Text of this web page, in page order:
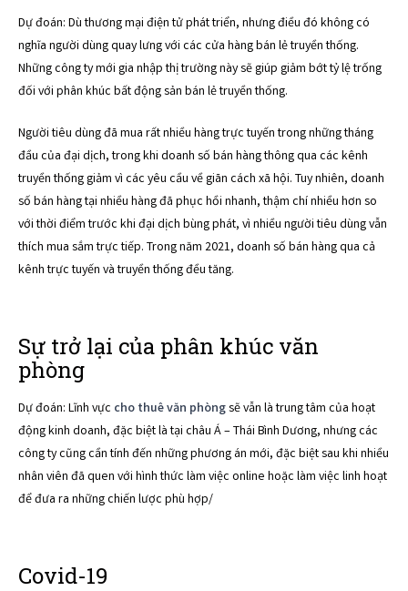
Dự đoán: Dù thương mại điện tử phát triển, nhưng điều đó không có
nghĩa người dùng quay lưng với các cửa hàng bán lẻ truyền thống.
Những công ty mới gia nhập thị trường này sẽ giúp giảm bớt tỷ lệ trống
đối với phân khúc bất động sản bán lẻ truyền thống.
Người tiêu dùng đã mua rất nhiều hàng trực tuyến trong những tháng
đầu của đại dịch, trong khi doanh số bán hàng thông qua các kênh
truyền thống giảm vì các yêu cầu về giãn cách xã hội. Tuy nhiên, doanh
số bán hàng tại nhiều hàng đã phục hồi nhanh, thậm chí nhiều hơn so
với thời điểm trước khi đại dịch bùng phát, vì nhiều người tiêu dùng vẫn
thích mua sắm trực tiếp. Trong năm 2021, doanh số bán hàng qua cả
kênh trực tuyến và truyền thống đều tăng.
Sự trở lại của phân khúc văn
phòng
Dự đoán: Lĩnh vực cho thuê văn phòngsẽ vẫn là trung tâm của hoạt
động kinh doanh, đặc biệt là tại châu Á – Thái Bình Dương, nhưng các
công ty cũng cần tính đến những phương án mới, đặc biệt sau khi nhiều
nhân viên đã quen với hình thức làm việc online hoặc làm việc linh hoạt
để đưa ra những chiến lược phù hợp/
Covid-19